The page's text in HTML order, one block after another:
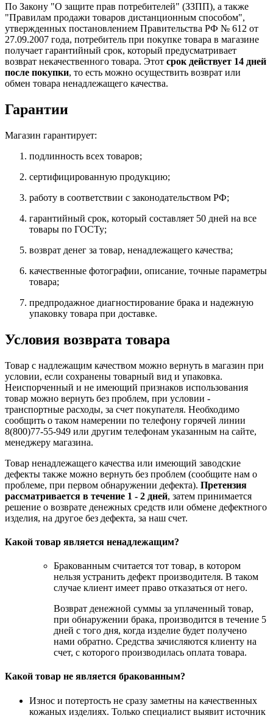
По Закону "О защите прав потребителей" (ЗЗПП), а также
"Правилам продажи товаров дистанционным способом",
утвержденных постановлением Правительства РФ № 612 от
27.09.2007 года, потребитель при покупке товара в магазине
получает гарантийный срок, который предусматривает
возврат некачественного товара. Этот срок действует 14 дней
после покупки, то есть можно осуществить возврат или
обмен товара ненадлежащего качества.
Гарантии
Магазин гарантирует:
подлинность всех товаров;
сертифицированную продукцию;
работу в соответствии с законодательством РФ;
гарантийный срок, который составляет 50 дней на все
товары по ГОСТу;
возврат денег за товар, ненадлежащего качества;
качественные фотографии, описание, точные параметры
товара;
предпродажное диагностирование брака и надежную
упаковку товара при доставке.
Условия возврата товара
Товар с надлежащим качеством можно вернуть в магазин при
условии, если сохранены товарный вид и упаковка.
Неиспорченный и не имеющий признаков использования
товар можно вернуть без проблем, при условии -
транспортные расходы, за счет покупателя. Необходимо
сообщить о таком намерении по телефону горячей линии
8(800)77-55-949 или другим телефонам указанным на сайте,
менеджеру магазина.
Товар ненадлежащего качества или имеющий заводские
дефекты также можно вернуть без проблем (сообщите нам о
проблеме, при первом обнаружении дефекта). Претензия
рассматривается в течение 1 - 2 дней, затем принимается
решение о возврате денежных средств или обмене дефектного
изделия, на другое без дефекта, за наш счет.
Какой товар является ненадлежащим?
Бракованным считается тот товар, в котором
нельзя устранить дефект производителя. В таком
случае клиент имеет право отказаться от него.
Возврат денежной суммы за уплаченный товар,
при обнаружении брака, производится в течение 5
дней с того дня, когда изделие будет получено
нами обратно. Средства зачисляются клиенту на
счет, с которого производилась оплата товара.
Какой товар не является бракованным?
Износ и потертость не сразу заметны на качественных
кожаных изделиях. Только специалист выявит источник